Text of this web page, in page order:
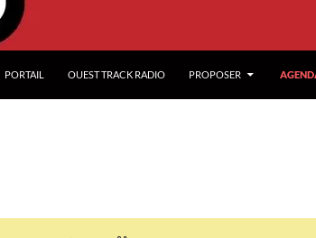
PORTAIL OUEST TRACK RADIO PROPOSER